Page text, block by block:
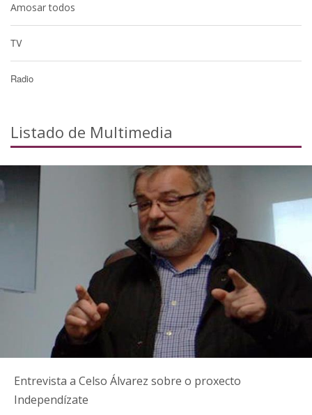
Amosar todos
TV
Radio
Listado de Multimedia
Entrevista a Celso Álvarez sobre o proxecto
Independízate